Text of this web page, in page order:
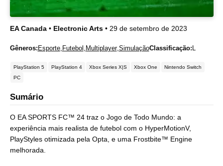
EA Canada• Electronic Arts• 29 de setembro de 2023
Gêneros: Esporte, Futebol Multiplayer, SimulaçãoClassificação:
PlayStation 5 PlayStation 4 Xbox Series X|S Xbox One
Nintendo Switch
PC
Sumário
O EA SPORTS FC™ 24 traz o Jogo de Todo Mundo: a
experiência mais realista de futebol com o HyperMotionV,
PlayStyles otimizada pela Opta, e uma Frostbite™ Engine
melhorada.